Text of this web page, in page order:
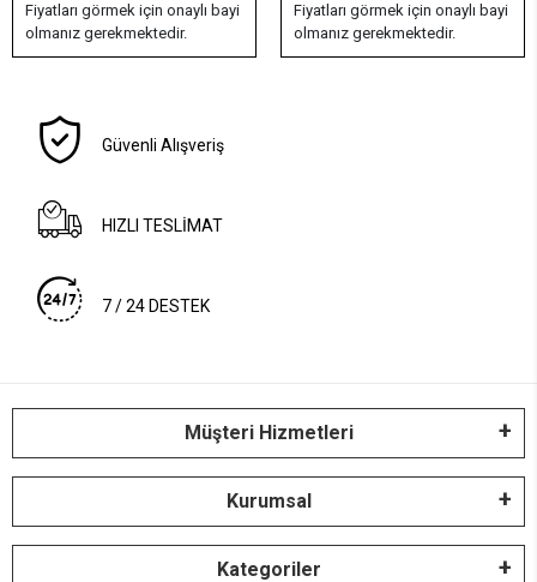
Fiyatları görmek için onaylı bayi
olmanız gerekmektedir.
Fiyatları görmek için onaylı bayi
olmanız gerekmektedir.
Güvenli Alışveriş
HIZLI TESLİMAT
7 / 24 DESTEK
Müşteri Hizmetleri
Kurumsal
Kategoriler